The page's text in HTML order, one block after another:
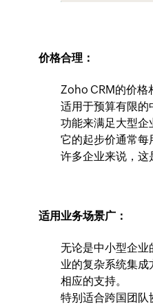
价格合理：
Zoho CRM的价格
适用于预算有限的
功能来满足大型企
它的起步价通常
许多企业来说，这
适用业务场景广：
无论是中小型企业
业的复杂系统集
相应的支持。
特别适合跨国团队